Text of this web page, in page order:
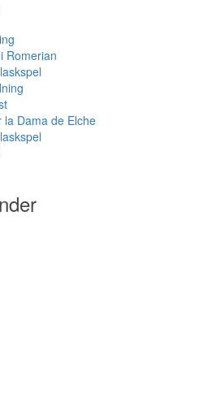
Romerian
Dama de Elche